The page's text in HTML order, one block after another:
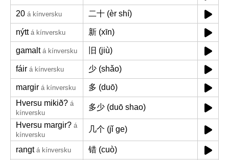
20 á kínversku 二十 (èr shí)
nýtt á kínversku 新 (xīn)
gamalt á kínversku 旧 (jiù)
fáir á kínversku 少 (shǎo)
margir á kínversku
多 (duō)
Hversu mikið? á
kínversku
多少 (duō shao)
Hversu margir? á
kínversku
几个 (jǐ ge)
rangt á kínversku 错 (cuò)